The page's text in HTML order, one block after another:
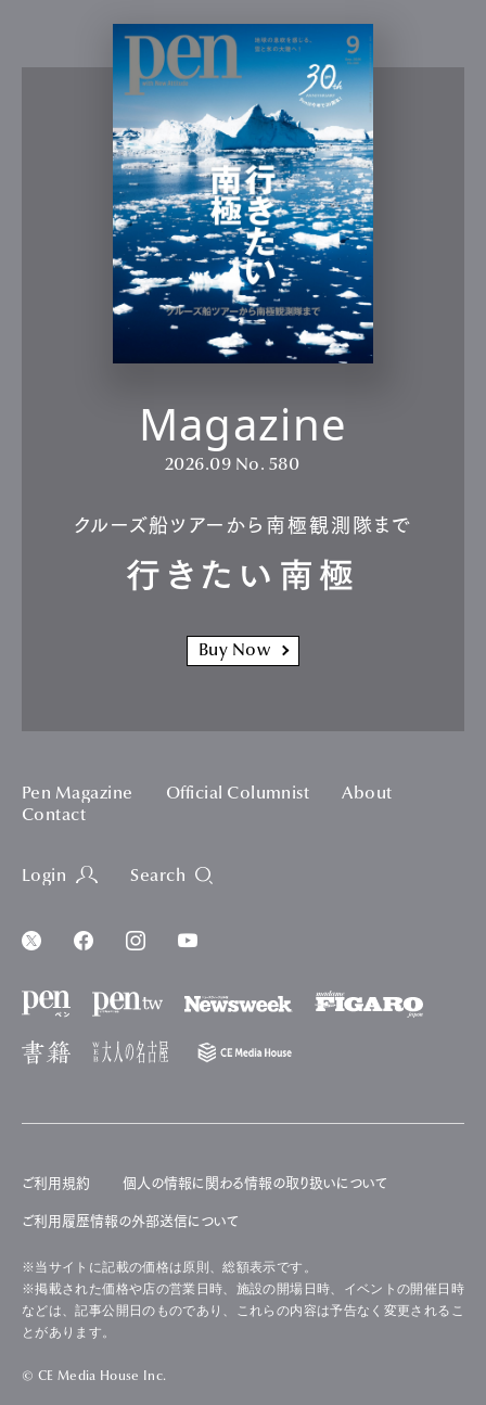
Magazine
2026.09 No. 580
クルーズ船ツアーから南極観測隊まで
行きたい南極
Buy Now
Pen Magazine Official Columnist
About
Contact
Login Search
ご利用規約 個人の情報に関わる情報の取り扱いについて
ご利用履歴情報の外部送信について
※当サイトに記載の価格は原則、総額表示です。
※掲載された価格や店の営業日時、施設の開場日時、イベントの開催日時
などは、記事公開日のものであり、これらの内容は予告なく変更されるこ
とがあります。
© CE Media House Inc.